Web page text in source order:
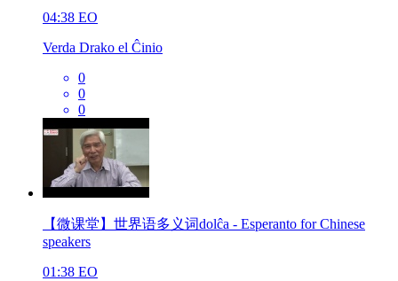
04:38 EO
Verda Drako el Ĉinio
0
0
0
【微课堂】世界语多义词dolĉa - Esperanto for Chinese
speakers
01:38 EO